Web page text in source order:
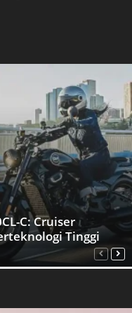
C: Cruiser
Tinggi